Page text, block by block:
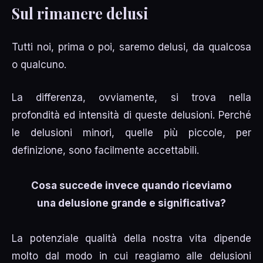
Sul rimanere delusi
Tutti noi, prima o poi, saremo delusi, da qualcosa
o qualcuno.
La differenza, ovviamente, si trova nella
profondità ed intensità di queste delusioni. Perché
le delusioni minori, quelle più piccole, per
definizione, sono facilmente accettabili.
Cosa succede invece quando riceviamo
una delusione grande e significativa?
La potenziale qualità della nostra vita dipende
molto dal modo in cui reagiamo alle delusioni